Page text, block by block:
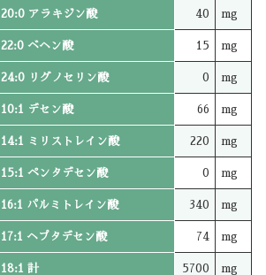
20:0 アラキジン酸 40 mg
22:0 ベヘン酸 15 mg
24:0 リグノセリン酸 0 mg
10:1 デセン酸 66 mg
14:1 ミリストレイン酸 220 mg
15:1 ペンタデセン酸 0 mg
16:1 パルミトレイン酸 340 mg
17:1 ヘプタデセン酸 74 mg
18:1 計 5700 mg